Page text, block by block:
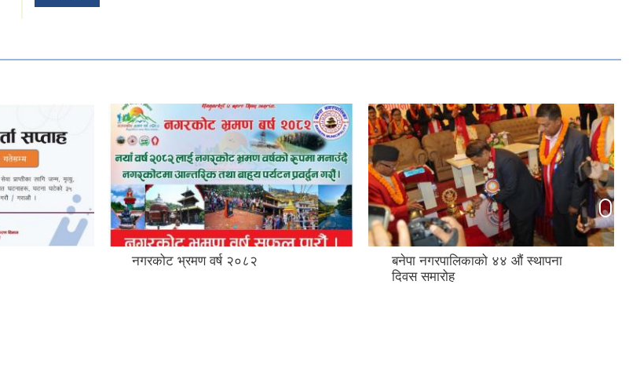
बनेपा नगरपालिकाको ४४ औं स्थापना
बनेपा नगरपालिकाको नगर सभाको १५ औं
अधिवेशन